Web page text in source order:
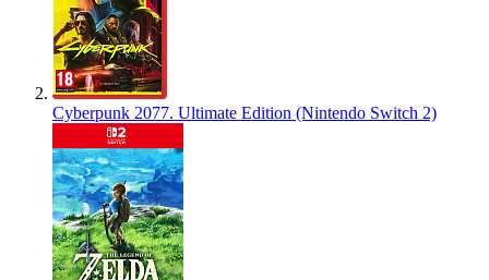
Cyberpunk 2077. Ultimate Edition (Nintendo Switch 2)